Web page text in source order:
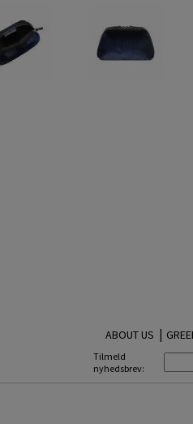
ABOUT US |
Tilmeld
nyhedsbrev: